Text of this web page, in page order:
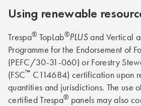
Using renewable
Trespa® TopLab®PLUSand Vertical
Programme for the Endorsement of
(PEFC/30-31-060) or Forestry
(FSC™ C114684) certification upon
quantities and jurisdictions. The use
certified Trespa® panels may also